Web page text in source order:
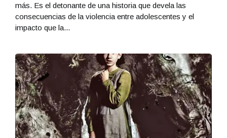
más. Es el detonante de una historia que devela las
consecuencias de la violencia entre adolescentes y el
impacto que la...